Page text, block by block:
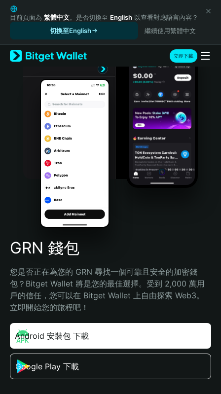
English
日本語
Русский
Español (Latinoamérica)
Türkçe
Português (Portugal)
Bahasa Indonesia
Português (Brasil)
Español (Argentina)
目前頁面為 繁體中文。是否切換至 English 以查看對應語言內容？
切換至English
繼續使用繁體中文
立即下載
GRN 錢包
您是否正在為您的 GRN 尋找一個可靠且安全的加密錢
包？Bitget Wallet 將是您的最佳選擇。受到 2,000 萬用
戶的信任，您可以在 Bitget Wallet 上自由探索 Web3。
立即開始您的旅程吧！
Android 安裝包 下載
Google Play 下載